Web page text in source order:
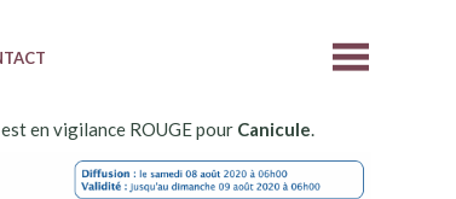
en vigilance ROUGE pour Canicule.